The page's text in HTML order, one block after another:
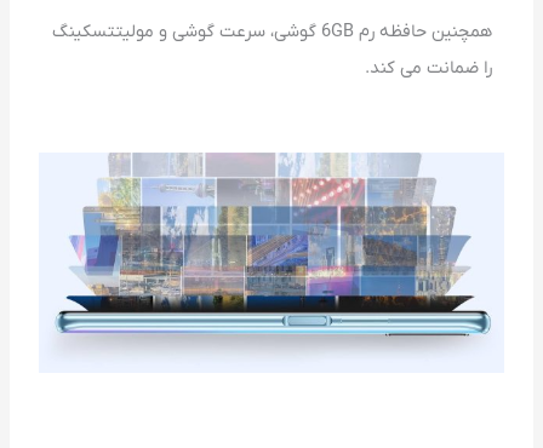
همچنین حافظه رم 6GB گوشی، سرعت گوشی و مولیتتسکینگ
را ضمانت می کند.